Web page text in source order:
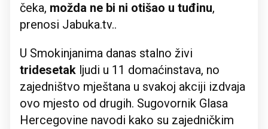
čeka, možda ne bi ni otišao u tuđinu,
prenosi Jabuka.tv..
U Smokinjanima danas stalno živi
tridesetak ljudi u 11 domaćinstava, no
zajedništvo mještana u svakoj akciji izdvaja
ovo mjesto od drugih. Sugovornik Glasa
Hercegovine navodi kako su zajedničkim